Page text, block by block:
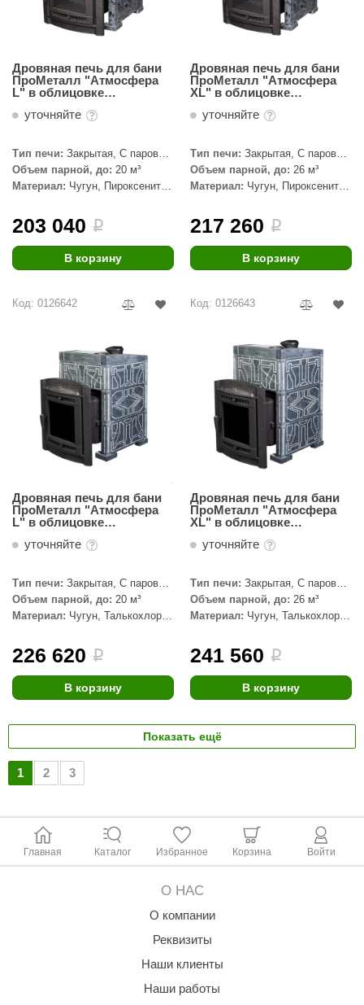
Дровяная печь для бани
ПроМеталл "Атмосфера
L" в облицовке
уточняйте
Тип печи: Закрытая, С паровой
пушкой
Объем парной, до: 20 м³
Материал: Чугун, Пироксенит
203 040 i
В корзину
Дровяная печь для бани
ПроМеталл "Атмосфера
ХL" в облицовке
уточняйте
Тип печи: Закрытая, С паровой
пушкой
Объем парной, до: 26 м³
Материал: Чугун, Пироксенит
217 260 i
В корзину
Код: 0126642
Дровяная печь для бани
ПроМеталл "Атмосфера
L" в облицовке
уточняйте
Тип печи: Закрытая, С паровой
пушкой
Объем парной, до: 20 м³
Материал: Чугун, Талькохлорит
226 620 i
В корзину
Код: 0126643
Дровяная печь для бани
ПроМеталл "Атмосфера
XL" в облицовке
уточняйте
Тип печи: Закрытая, С паровой
пушкой
Объем парной, до: 26 м³
Материал: Чугун, Талькохлорит
241 560 i
В корзину
Показать ещё
1 2 3
Главная Каталог Избранное Корзина Войти
О НАС
О компании
Реквизиты
Наши клиенты
Наши работы